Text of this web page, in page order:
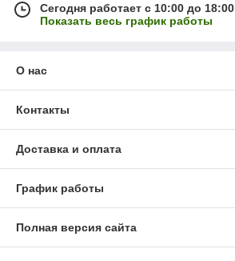
Сегодня работает с 10:00 до 18:00
Показать весь график работы
О нас
Контакты
Доставка и оплата
График работы
Полная версия сайта